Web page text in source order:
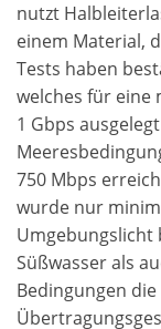
nutzt
einem Material,
Tests haben
welches für eine
1 Gbps
750 Mbps
wurde nur
Süßwasser als
Bedingungen